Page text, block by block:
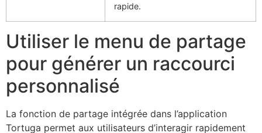
rapide.
Utiliser le menu de partage
pour générer un raccourci
personnalisé
La fonction de partage intégrée dans l’application
Tortuga permet aux utilisateurs d’interagir rapidement